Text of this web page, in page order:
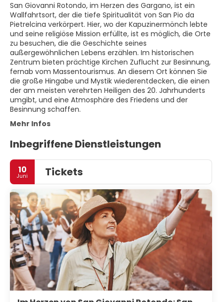
San Giovanni Rotondo, im Herzen des Gargano, ist ein
Wallfahrtsort, der die tiefe Spiritualität von San Pio da
Pietrelcina verkörpert. Hier, wo der Kapuzinermönch lebte
und seine religiöse Mission erfüllte, ist es möglich, die Orte
zu besuchen, die die Geschichte seines
außergewöhnlichen Lebens erzählen. Im historischen
Zentrum bieten prächtige Kirchen Zuflucht zur Besinnung,
fernab vom Massentourismus. An diesem Ort können Sie
die große Hingabe und Mystik wiederentdecken, die einen
der am meisten verehrten Heiligen des 20. Jahrhunderts
umgibt, und eine Atmosphäre des Friedens und der
Besinnung schaffen.
Mehr Infos
Inbegriffene Dienstleistungen
10
Juni Tickets